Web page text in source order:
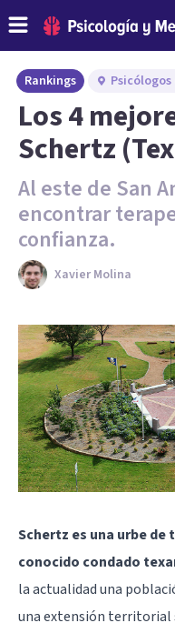
Rankings
Los 4
Schertz
Al este de San
encontrar
confianza.
Xavier Molina
Schertz es una urbe
conocido condado
la actualidad una
una extensión territorial